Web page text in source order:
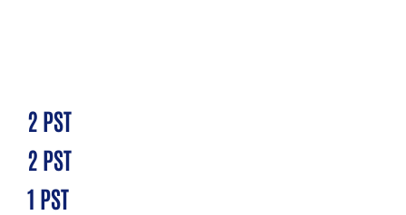
2 PST
2 PST
1 PST